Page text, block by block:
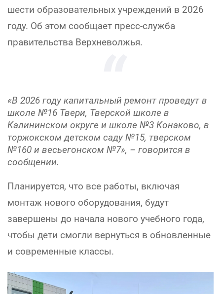
шести образовательных учреждений в 2026
году. Об этом сообщает пресс-служба
правительства Верхневолжья.
«В 2026 году капитальный ремонт проведут в
школе №16 Твери, Тверской школе в
Калининском округе и школе №3 Конаково, в
торжокском детском саду №15, тверском
№160 и весьегонском №7», – говорится в
сообщении.
Планируется, что все работы, включая
монтаж нового оборудования, будут
завершены до начала нового учебного года,
чтобы дети смогли вернуться в обновленные
и современные классы.